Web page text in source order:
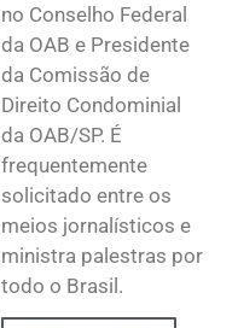
no Conselho Federal
da OAB e Presidente
da Comissão de
Direito Condominial
da OAB/SP. É
frequentemente
solicitado entre os
meios jornalísticos e
ministra palestras por
todo o Brasil.